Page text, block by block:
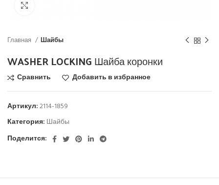
Главная Шайбы
WASHER LOCKING Шайба коронки
Сравнить Добавить в избранное
Артикул:2114-1859
Категория: Шайбы
Поделится: